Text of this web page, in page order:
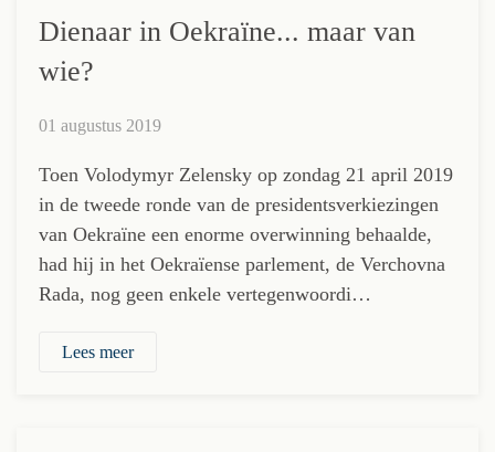
Dienaar in Oekraïne... maar van
wie?
01 augustus 2019
Toen Volodymyr Zelensky op zondag 21 april 2019
in de tweede ronde van de presidentsverkiezingen
van Oekraïne een enorme overwinning behaalde,
had hij in het Oekraïense parlement, de Verchovna
Rada, nog geen enkele vertegenwoordi…
Lees meer